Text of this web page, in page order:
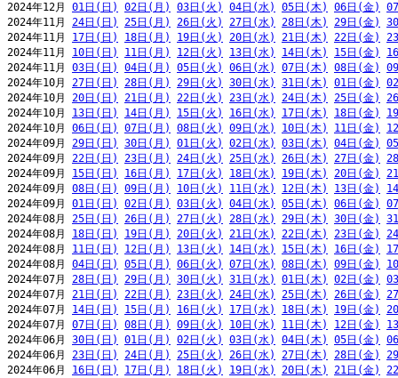
2024年12月 01日(日) 02日(月) 03日(火) 04日(水) 05日(木) 06日(金)
2024年11月 24日(日) 25日(月) 26日(火) 27日(水) 28日(木) 29日(金)
2024年11月 17日(日) 18日(月) 19日(火) 20日(水) 21日(木) 22日(金)
2024年11月 10日(日) 11日(月) 12日(火) 13日(水) 14日(木) 15日(金)
2024年11月 03日(日) 04日(月) 05日(火) 06日(水) 07日(木) 08日(金)
2024年10月 27日(日) 28日(月) 29日(火) 30日(水) 31日(木) 01日(金)
2024年10月 20日(日) 21日(月) 22日(火) 23日(水) 24日(木) 25日(金)
2024年10月 13日(日) 14日(月) 15日(火) 16日(水) 17日(木) 18日(金)
2024年10月 06日(日) 07日(月) 08日(火) 09日(水) 10日(木) 11日(金)
2024年09月 29日(日) 30日(月) 01日(火) 02日(水) 03日(木) 04日(金)
2024年09月 22日(日) 23日(月) 24日(火) 25日(水) 26日(木) 27日(金)
2024年09月 15日(日) 16日(月) 17日(火) 18日(水) 19日(木) 20日(金)
2024年09月 08日(日) 09日(月) 10日(火) 11日(水) 12日(木) 13日(金)
2024年09月 01日(日) 02日(月) 03日(火) 04日(水) 05日(木) 06日(金)
2024年08月 25日(日) 26日(月) 27日(火) 28日(水) 29日(木) 30日(金)
2024年08月 18日(日) 19日(月) 20日(火) 21日(水) 22日(木) 23日(金)
2024年08月 11日(日) 12日(月) 13日(火) 14日(水) 15日(木) 16日(金)
2024年08月 04日(日) 05日(月) 06日(火) 07日(水) 08日(木) 09日(金)
2024年07月 28日(日) 29日(月) 30日(火) 31日(水) 01日(木) 02日(金)
2024年07月 21日(日) 22日(月) 23日(火) 24日(水) 25日(木) 26日(金)
2024年07月 14日(日) 15日(月) 16日(火) 17日(水) 18日(木) 19日(金)
2024年07月 07日(日) 08日(月) 09日(火) 10日(水) 11日(木) 12日(金)
2024年06月 30日(日) 01日(月) 02日(火) 03日(水) 04日(木) 05日(金)
2024年06月 23日(日) 24日(月) 25日(火) 26日(水) 27日(木) 28日(金)
2024年06月 16日(日) 17日(月) 18日(火) 19日(水) 20日(木) 21日(金)